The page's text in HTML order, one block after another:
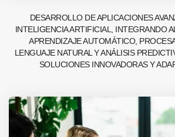
DESARROLLO DE APLICACIONES
INTELIGENCIA ARTIFICIAL, INTEGRANDO
APRENDIZAJE AUTOMÁTICO,
LENGUAJE NATURAL Y ANÁLISIS
SOLUCIONES INNOVADORAS Y